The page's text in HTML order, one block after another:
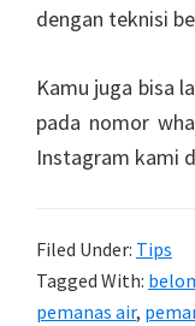
dengan teknisi
Kamu juga bisa
pada nomor
Instagram kami
Filed Under: Tips
Tagged With:
pemanas air,